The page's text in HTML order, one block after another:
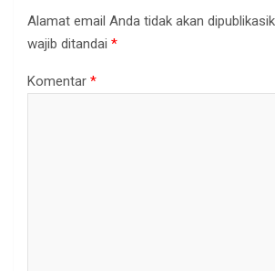
Alamat email Anda tidak akan
wajib ditandai *
Komentar *